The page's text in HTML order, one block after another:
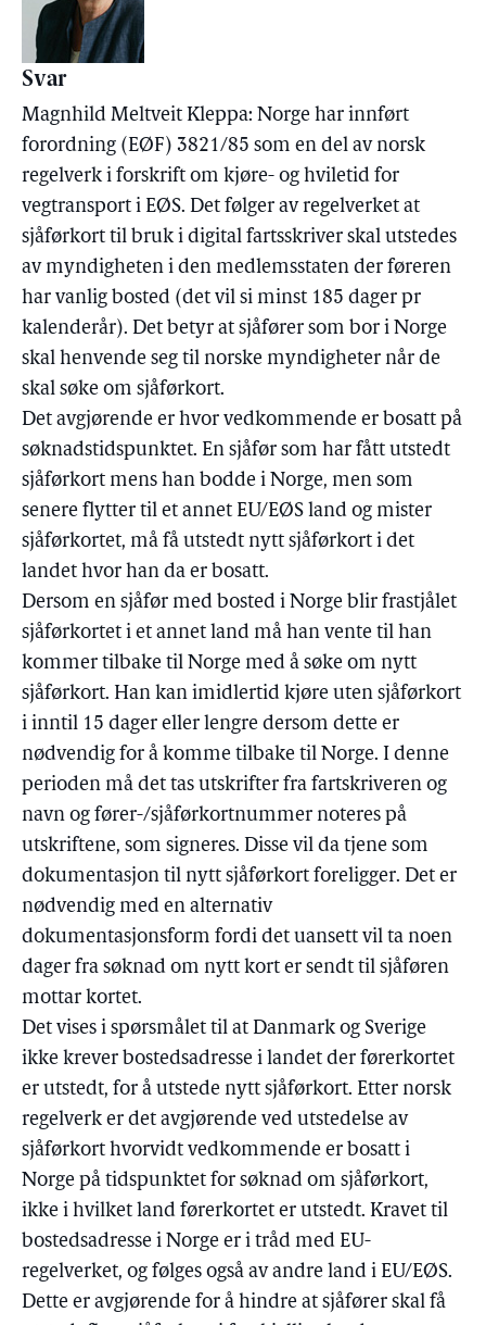
Svar
Magnhild Meltveit Kleppa: Norge har innført
forordning (EØF) 3821/85 som en del av norsk
regelverk i forskrift om kjøre- og hviletid for
vegtransport i EØS. Det følger av regelverket at
sjåførkort til bruk i digital fartsskriver skal utstedes
av myndigheten i den medlemsstaten der føreren
har vanlig bosted (det vil si minst 185 dager pr
kalenderår). Det betyr at sjåfører som bor i Norge
skal henvende seg til norske myndigheter når de
skal søke om sjåførkort.
Det avgjørende er hvor vedkommende er bosatt på
søknadstidspunktet. En sjåfør som har fått utstedt
sjåførkort mens han bodde i Norge, men som
senere flytter til et annet EU/EØS land og mister
sjåførkortet, må få utstedt nytt sjåførkort i det
landet hvor han da er bosatt.
Dersom en sjåfør med bosted i Norge blir frastjålet
sjåførkortet i et annet land må han vente til han
kommer tilbake til Norge med å søke om nytt
sjåførkort. Han kan imidlertid kjøre uten sjåførkort
i inntil 15 dager eller lengre dersom dette er
nødvendig for å komme tilbake til Norge. I denne
perioden må det tas utskrifter fra fartskriveren og
navn og fører-/sjåførkortnummer noteres på
utskriftene, som signeres. Disse vil da tjene som
dokumentasjon til nytt sjåførkort foreligger. Det er
nødvendig med en alternativ
dokumentasjonsform fordi det uansett vil ta noen
dager fra søknad om nytt kort er sendt til sjåføren
mottar kortet.
Det vises i spørsmålet til at Danmark og Sverige
ikke krever bostedsadresse i landet der førerkortet
er utstedt, for å utstede nytt sjåførkort. Etter norsk
regelverk er det avgjørende ved utstedelse av
sjåførkort hvorvidt vedkommende er bosatt i
Norge på tidspunktet for søknad om sjåførkort,
ikke i hvilket land førerkortet er utstedt. Kravet til
bostedsadresse i Norge er i tråd med EU-
regelverket, og følges også av andre land i EU/EØS.
Dette er avgjørende for å hindre at sjåfører skal få